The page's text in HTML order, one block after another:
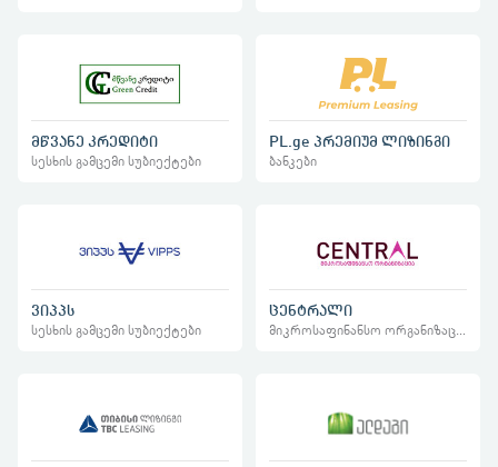
მწვანე კრედიტი
სესხის გამცემი სუბიექტები
PL.ge პრემიუმ ლიზინგი
ბანკები
ვიპპს
სესხის გამცემი სუბიექტები
ცენტრალი
მიკროსაფინანსო ორგანიზაციები